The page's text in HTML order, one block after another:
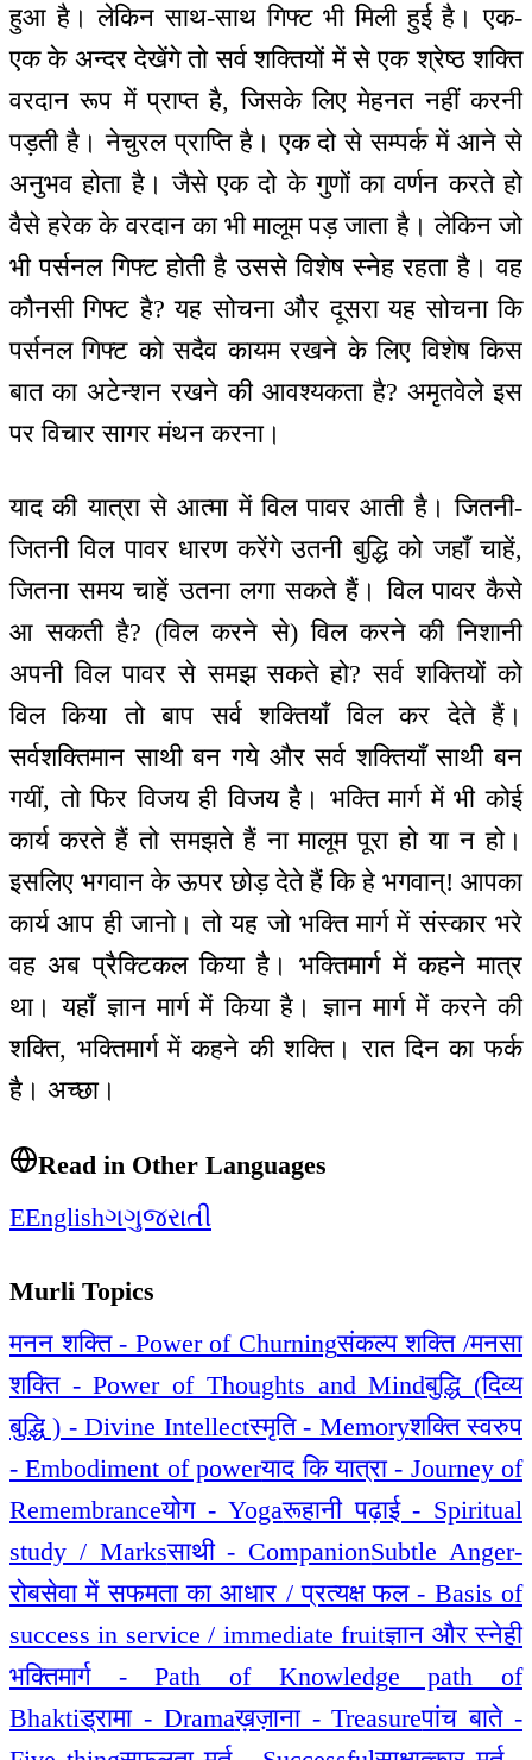
हुआ है। लेकिन साथ-साथ गिफ्ट भी मिली हुई है। एक-
एक के अन्दर देखेंगे तो सर्व शक्तियों में से एक श्रेष्ठ शक्ति
वरदान रूप में प्राप्त है, जिसके लिए मेहनत नहीं करनी
पड़ती है। नेचुरल प्राप्ति है। एक दो से सम्पर्क में आने से
अनुभव होता है। जैसे एक दो के गुणों का वर्णन करते हो
वैसे हरेक के वरदान का भी मालूम पड़ जाता है। लेकिन जो
भी पर्सनल गिफ्ट होती है उससे विशेष स्नेह रहता है। वह
कौनसी गिफ्ट है? यह सोचना और दूसरा यह सोचना कि
पर्सनल गिफ्ट को सदैव कायम रखने के लिए विशेष किस
बात का अटेन्शन रखने की आवश्यकता है? अमृतवेले इस
पर विचार सागर मंथन करना।
याद की यात्रा से आत्मा में विल पावर आती है। जितनी-
जितनी विल पावर धारण करेंगे उतनी बुद्धि को जहाँ चाहें,
जितना समय चाहें उतना लगा सकते हैं। विल पावर कैसे
आ सकती है? (विल करने से) विल करने की निशानी
अपनी विल पावर से समझ सकते हो? सर्व शक्तियों को
विल किया तो बाप सर्व शक्तियाँ विल कर देते हैं।
सर्वशक्तिमान साथी बन गये और सर्व शक्तियाँ साथी बन
गयीं, तो फिर विजय ही विजय है। भक्ति मार्ग में भी कोई
कार्य करते हैं तो समझते हैं ना मालूम पूरा हो या न हो।
इसलिए भगवान के ऊपर छोड़ देते हैं कि हे भगवान्! आपका
कार्य आप ही जानो। तो यह जो भक्ति मार्ग में संस्कार भरे
वह अब प्रैक्टिकल किया है। भक्तिमार्ग में कहने मात्र
था। यहाँ ज्ञान मार्ग में किया है। ज्ञान मार्ग में करने की
शक्ति, भक्तिमार्ग में कहने की शक्ति। रात दिन का फर्क
है। अच्छा।
Read in Other Languages
EEnglishગગુજરાતી
Murli Topics
मनन शक्ति - Power of Churningसंकल्प शक्ति /मनसा
शक्ति - Power of Thoughts and Mindबुद्धि (दिव्य
बुद्धि ) - Divine Intellectस्मृति - Memoryशक्ति स्वरुप
- Embodiment of powerयाद कि यात्रा - Journey of
Remembranceयोग - Yogaरूहानी पढ़ाई - Spiritual
study / Marksसाथी - CompanionSubtle Anger-
रोबसेवा में सफमता का आधार / प्रत्यक्ष फल - Basis of
success in service / immediate fruitज्ञान और स्नेही
भक्तिमार्ग - Path of Knowledge path of
Bhaktiड्रामा - Dramaख़ज़ाना - Treasureपांच बाते -